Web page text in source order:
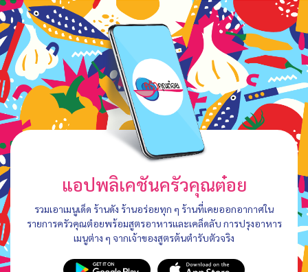
แอปพลิเคชันครัวคุณต๋อย
รวมเอาเมนูเด็ด ร้านดัง ร้านอร่อยทุก ๆ ร้านที่เคยออกอากาศใน
รายการครัวคุณต๋อยพร้อมสูตรอาหารและเคล็ดลับ การปรุงอาหาร
เมนูต่าง ๆ จากเจ้าของสูตรต้นตำรับตัวจริง